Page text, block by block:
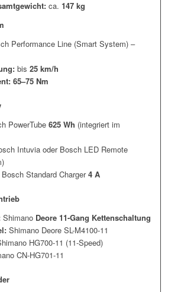
ca. 147 kg
Performance Line (Smart System) –
bis 25 km/h
65–75 Nm
PowerTube 625 Wh (integriert im
Intuvia oder Bosch LED Remote
Standard Charger4 A
Shimano Deore 11-Gang Kettenschaltung
Shimano Deore SL-M4100-11
HG700-11 (11-Speed)
CN-HG701-11